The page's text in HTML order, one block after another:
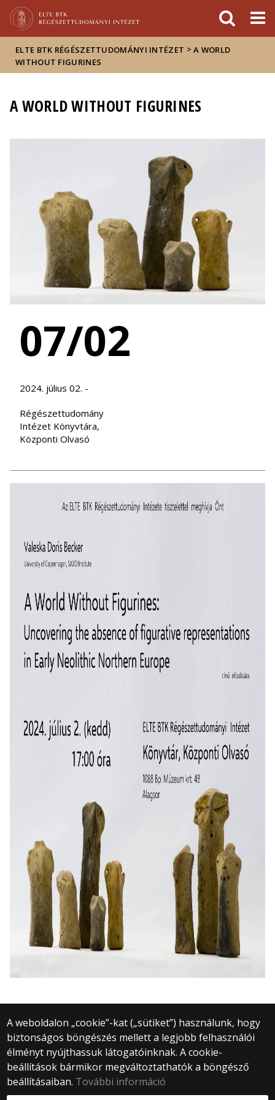
sajtóban
ELTE BTK RÉGÉSZETTUDOMÁNYI INTÉZET >A WORLD
WITHOUT FIGURINES
A WORLD WITHOUT FIGURINES
07/02
2024. július 02. -
Régészettudomány
Intézet Könyvtára,
Központi Olvasó
A weboldalon „cookie”-kat („sütiket”) használunk, hogy
biztonságos böngészés mellett a legjobb felhasználói
élményt nyújthassuk látogatóinknak. A cookie-
beállítások bármikor megváltoztathatók a böngésző
beállításaiban. További információ
© 2025 Eötvös Loránd Tudományegyetem
Minden jog fenntartva.
1053 Budapest, Egyetem tér 1–3.
Központi telefonszám: +36 1 411 6500
Webfejlesztés: